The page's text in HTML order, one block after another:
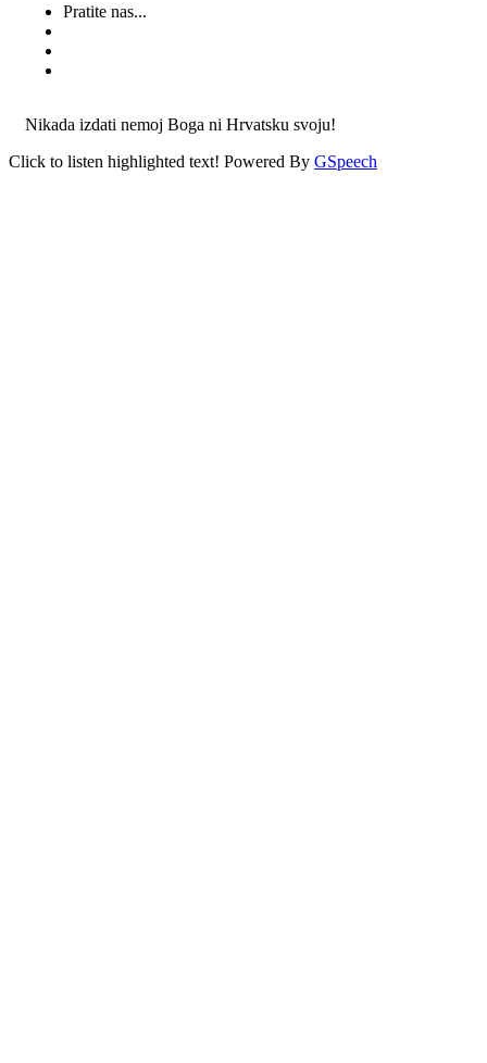
Pratite nas...
Nikada izdati nemoj Boga ni Hrvatsku svoju!
Click to listen highlighted text! Powered By GSpeech